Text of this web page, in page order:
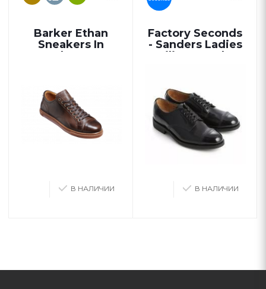
Barker Ethan
Sneakers In
Ebony
В НАЛИЧИИ
Factory Seconds
- Sanders Ladies
Military Derby
В НАЛИЧИИ